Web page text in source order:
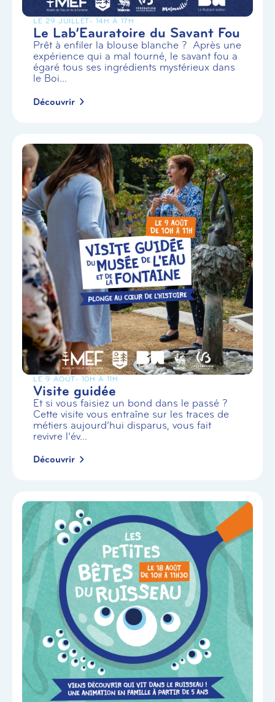
LE 29 JUILLET- 14H À 17H
Le Lab’Eauratoire du Savant Fou
Prêt à enfiler la blouse blanche ? Après une
expérience qui a mal tourné, le savant fou a
égaré tous ses ingrédients mystérieux dans
le Boi...
Découvrir
LE 9 AOÛT- 10H À 11H
Visite guidée
Et si vous faisiez un bond dans le passé ?
Cette visite vous entraîne sur les traces de
métiers aujourd’hui disparus, vous fait
revivre l’év...
Découvrir